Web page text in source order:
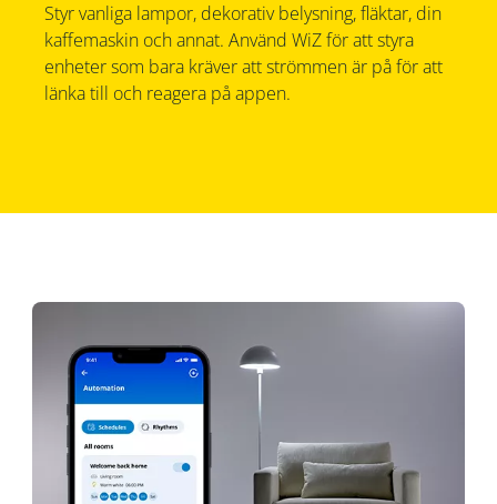
Styr vanliga lampor, dekorativ belysning, fläktar, din
kaffemaskin och annat. Använd WiZ för att styra
enheter som bara kräver att strömmen är på för att
länka till och reagera på appen.